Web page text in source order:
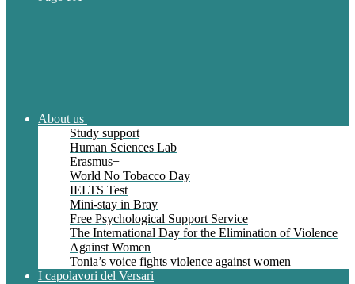
About us
Study support
Human Sciences Lab
Erasmus+
World No Tobacco Day
IELTS Test
Mini-stay in Bray
Free Psychological Support Service
The International Day for the Elimination of Violence
Against Women
Tonia’s voice fights violence against women
I capolavori del Versari